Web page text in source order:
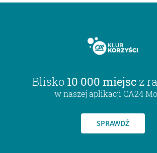
Blisko 10 000 miejsc z
w naszej aplikacji CA24
SPRAWDŹ